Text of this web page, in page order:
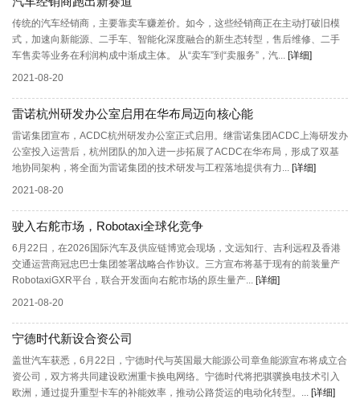
传统的汽车经销商，主要靠卖车赚差价。如今，这些经销商正在主动打破旧模
式，加速向新能源、二手车、智能化深度融合的新生态转型，售后维修、二手
车售卖等业务在利润构成中渐成主体。 从“卖车”到“卖服务”，汽... [详细]
2021-08-20
雷诺杭州研发办公室启用在华布局迈向核心能
雷诺集团宣布，ACDC杭州研发办公室正式启用。继雷诺集团ACDC上海研发办
公室投入运营后，杭州团队的加入进一步拓展了ACDC在华布局，形成了双基
地协同架构，将全面为雷诺集团的技术研发与工程落地提供有力... [详细]
2021-08-20
驶入右舵市场，Robotaxi全球化竞争
6月22日，在2026国际汽车及供应链博览会现场，文远知行、吉利远程及香港
交通运营商冠忠巴士集团签署战略合作协议。三方宣布将基于现有的前装量产
RobotaxiGXR平台，联合开发面向右舵市场的原生量产... [详细]
2021-08-20
宁德时代新设合资公司
盖世汽车获悉，6月22日，宁德时代与英国最大能源公司章鱼能源宣布将成立合
资公司，双方将共同建设欧洲重卡换电网络。宁德时代将把骐骥换电技术引入
欧洲，通过提升重型卡车的补能效率，推动公路货运的电动化转型。... [详细]